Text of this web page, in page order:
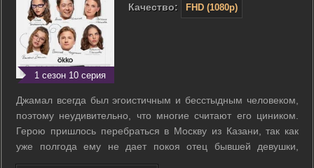
1 сезон 10 серия
Качество:
FHD (1080p)
Джамал всегда был эгоистичным и бесстыдным человеком,
поэтому неудивительно, что многие считают его циником.
Герою пришлось перебраться в Москву из Казани, так как
уже полгода ему не дает покоя отец бывшей девушки,
считающий его негодяем. Ловелас быстро обосновывается